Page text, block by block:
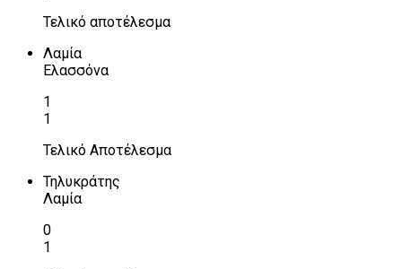
Τελικό αποτέλεσμα
Λαμία
Ελασσόνα
1
1
Τελικό Αποτέλεσμα
Τηλυκράτης
Λαμία
0
1